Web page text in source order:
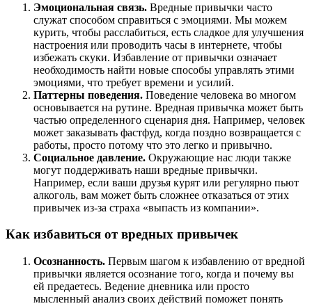
Эмоциональная связь. Вредные привычки часто
служат способом справиться с эмоциями. Мы можем
курить, чтобы расслабиться, есть сладкое для улучшения
настроения или проводить часы в интернете, чтобы
избежать скуки. Избавление от привычки означает
необходимость найти новые способы управлять этими
эмоциями, что требует времени и усилий.
Паттерны поведения. Поведение человека во многом
основывается на рутине. Вредная привычка может быть
частью определенного сценария дня. Например, человек
может заказывать фастфуд, когда поздно возвращается с
работы, просто потому что это легко и привычно.
Социальное давление. Окружающие нас люди также
могут поддерживать наши вредные привычки.
Например, если ваши друзья курят или регулярно пьют
алкоголь, вам может быть сложнее отказаться от этих
привычек из-за страха «выпасть из компании».
Как избавиться от вредных привычек
Осознанность. Первым шагом к избавлению от вредной
привычки является осознание того, когда и почему вы
ей предаетесь. Ведение дневника или просто
мысленный анализ своих действий поможет понять